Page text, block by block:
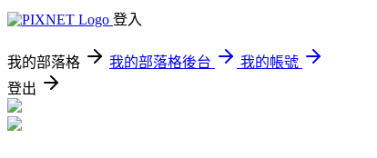
登入
我的部落格 我的部落格後台
我的帳號
登出